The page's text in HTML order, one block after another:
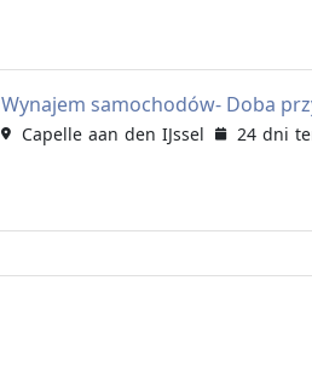
Wynajem samochodów- Doba
Capelle aan den IJssel 24 dni